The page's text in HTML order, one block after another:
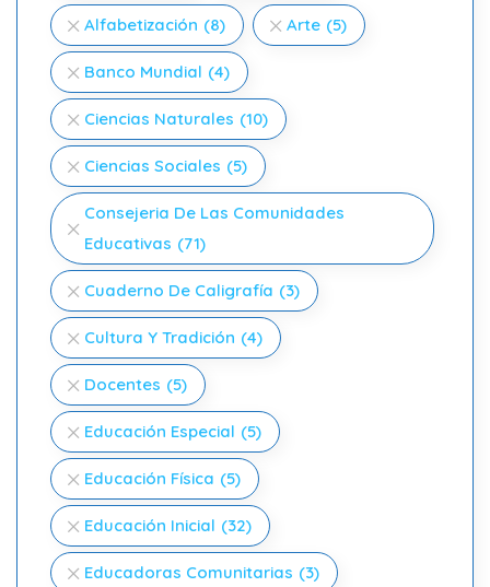
Alfabetización (8) Arte (5)
Banco Mundial (4)
Ciencias Naturales (10)
Ciencias Sociales (5)
Consejeria De Las Comunidades
Educativas (71)
Cuaderno De Caligrafía (3)
Cultura Y Tradición (4)
Docentes (5)
Educación Especial (5)
Educación Física (5)
Educación Inicial (32)
Educadoras Comunitarias (3)